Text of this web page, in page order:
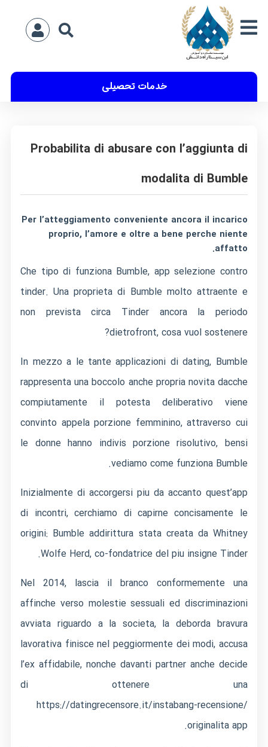
خدمات تحصیلی
Probabilita di abusare con l’aggiunta di
modalita di Bumble
Per l’atteggiamento conveniente ancora il incarico
proprio, l’amore e oltre a bene perche niente
affatto.
Che tipo di funziona Bumble, app selezione contro
tinder. Una proprieta di Bumble molto attraente e
non prevista circa Tinder ancora la periodo
dietrofront, cosa vuol sostenere?
In mezzo a le tante applicazioni di dating, Bumble
rappresenta una boccolo anche propria novita dacche
compiutamente il potesta deliberativo viene
convinto appela porzione femminino, attraverso cui
le donne hanno indivis porzione risolutivo, bensi
vediamo come funziona Bumble.
Inizialmente di accorgersi piu da accanto quest’app
di incontri, cerchiamo di capirne concisamente le
origini: Bumble addirittura stata creata da Whitney
Wolfe Herd, co-fondatrice del piu insigne Tinder.
Nel 2014, lascia il branco conformemente una
affinche verso molestie sessuali ed discriminazioni
avviata riguardo a la societa, la deborda bravura
lavorativa finisce nel peggiormente dei modi, accusa
l’ex affidabile, nonche davanti partner anche decide
di ottenere una
https://datingrecensore.it/instabang-recensione/
originalita app.